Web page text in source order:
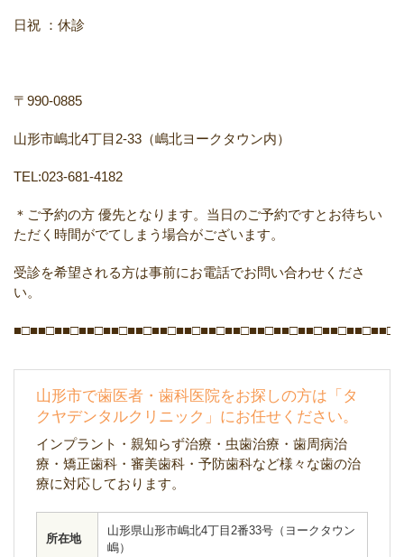
日祝 ：休診
〒990-0885
山形市嶋北4丁目2-33（嶋北ヨークタウン内）
TEL:023-681-4182
＊ご予約の方 優先となります。当日のご予約ですとお待ちい
ただく時間がでてしまう場合がございます。
受診を希望される方は事前にお電話でお問い合わせくださ
い。
山形市で歯医者・歯科医院をお探しの方は「タ
クヤデンタルクリニック」にお任せください。
インプラント・親知らず治療・虫歯治療・歯周病治
療・矯正歯科・審美歯科・予防歯科など様々な歯の治
療に対応しております。
所在地
山形県山形市嶋北4丁目2番33号（ヨークタウン
嶋）